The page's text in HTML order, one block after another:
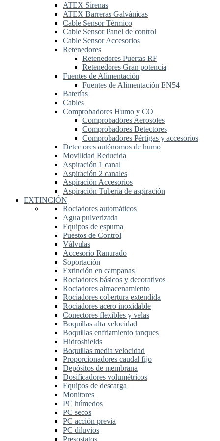
ATEX Sirenas
ATEX Barreras Galvánicas
Cable Sensor Térmico
Cable Sensor Panel de control
Cable Sensor Accesorios
Retenedores
Retenedores Puertas RF
Retenedores Gran potencia
Fuentes de Alimentación
Fuentes de Alimentación EN54
Baterías
Cables
Comprobadores Humo y CO
Comprobadores Aerosoles
Comprobadores Detectores
Comprobadores Pértigas y accesorios
Detectores autónomos de humo
Movilidad Reducida
Aspiración 1 canal
Aspiración 2 canales
Aspiración Accesorios
Aspiración Tubería de aspiración
EXTINCIÓN
Rociadores automáticos
Agua pulverizada
Equipos de espuma
Puestos de Control
Válvulas
Accesorio Ranurado
Soportación
Extinción en campanas
Rociadores básicos y decorativos
Rociadores almacenamiento
Rociadores cobertura extendida
Rociadores acero inoxidable
Conectores flexibles y velas
Boquillas alta velocidad
Boquillas enfriamiento tanques
Hidroshields
Boquillas media velocidad
Proporcionadores caudal fijo
Depósitos de membrana
Dosificadores volumétricos
Equipos de descarga
Monitores
PC húmedos
PC secos
PC acción previa
PC diluvios
Presostatos